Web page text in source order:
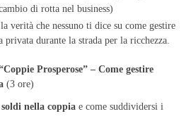
di rotta nel business)
verità che nessuno ti dice su come gestire
durante la strada per la ricchezza.
Prosperose” – Come gestire
(3 ore)
soldi nella coppia e come suddividersi i